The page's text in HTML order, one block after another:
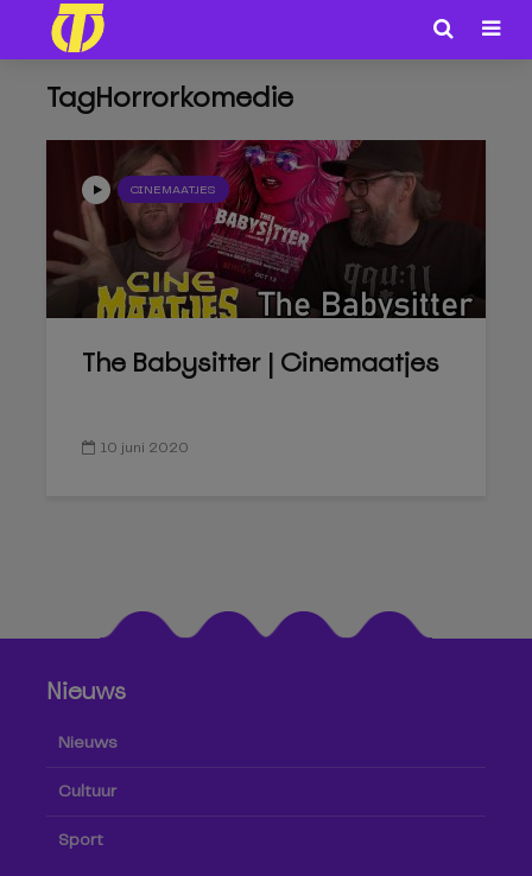
TagHorrorkomedie
CINEMAATJES
The Babysitter | Cinemaatjes
10 juni 2020
Nieuws
Nieuws
Cultuur
Sport